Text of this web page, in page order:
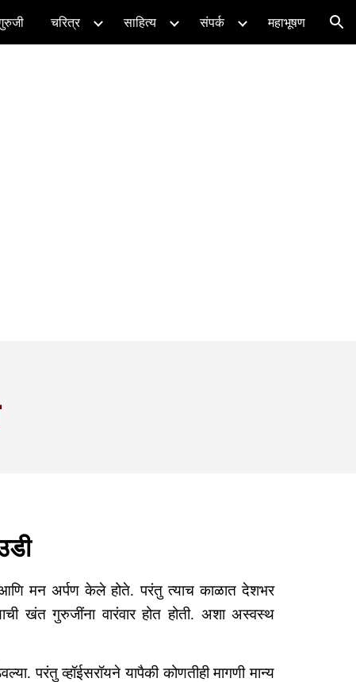
चरित्र साहित्य संपर्क महाभूषण
आणि मन अर्पण केले होते. परंतु त्याच काळात देशभर
खंत गुरुजींना वारंवार होत होती. अशा अस्वस्थ
परंतु व्हॉईसरॉयने यापैकी कोणतीही मागणी मान्य